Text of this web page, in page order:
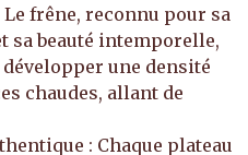
frêne, reconnu pour sa
sa beauté intemporelle,
une densité
chaudes, allant de
: Chaque plateau